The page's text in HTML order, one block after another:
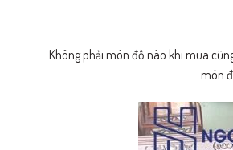
Không phải món đồ nào khi mua
món